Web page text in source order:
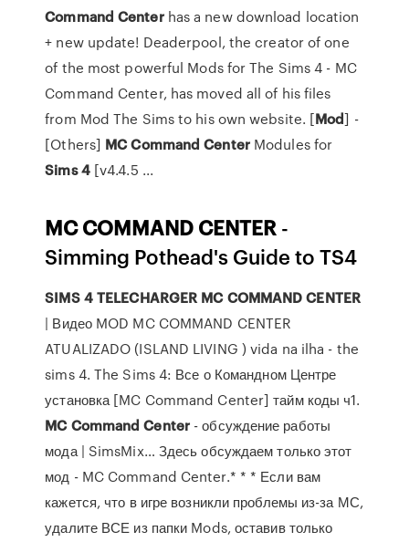
Command Centerhas a new download location
+ new update! Deaderpool, the creator of one
of the most powerful Mods for The Sims 4 - MC
Command Center, has moved all of his files
from Mod The Sims to his own website. [Mod] -
[Others] MCCommand CenterModules for
Sims 4[v4.4.5 ...
MCCOMMAND CENTER -
Simming Pothead's Guide to TS4
SIMS 4TELECHARGER MC COMMAND CENTER
| Видео MOD MC COMMAND CENTER
ATUALIZADO (ISLAND LIVING ) vida na ilha - the
sims 4. The Sims 4: Все о Командном Центре
установка [MC Command Center] тайм коды ч1.
MC Command Center - обсуждение работы
мода | SimsMix… Здесь обсуждаем только этот
мод - MC Command Center.* * * Если вам
кажется, что в игре возникли проблемы из-за МС,
удалите ВСЕ из папки Mods, оставив только